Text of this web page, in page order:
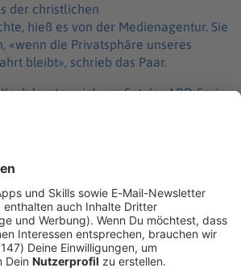
der christlichen
hieß es von der Medienagentur. Sie
«wenn die Privatsphäre unseres
bleibt», schrieb das Paar.
lernten sich am Set der ARD-Serie
und sind seit 2016 verheiratet.
hatte das Paar bereits im November